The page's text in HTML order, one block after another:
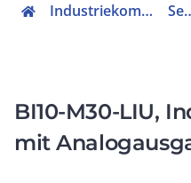
Industriekomponenten
BI10-M30-LIU,
mit